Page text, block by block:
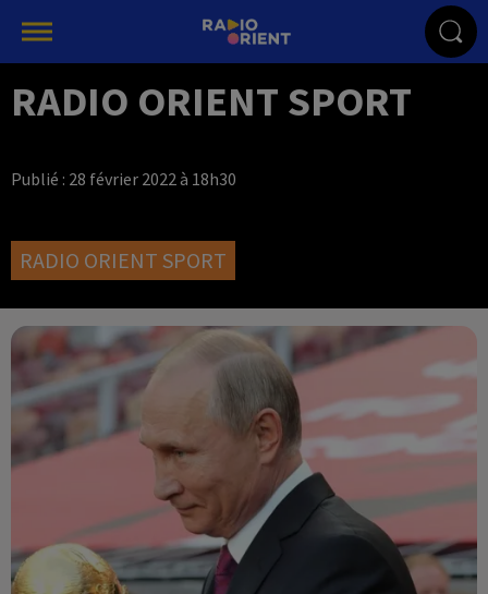
RADIO ORIENT SPORT
Publié : 28 février 2022 à 18h30
RADIO ORIENT SPORT